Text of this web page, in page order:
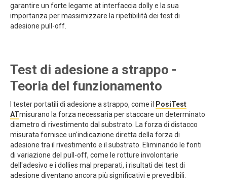
garantire un forte legame at interfaccia dolly e la sua
importanza per massimizzare la ripetibilità dei test di
adesione pull-off.
Test di adesione a strappo -
Teoria del funzionamento
I tester portatili di adesione a strappo, come il
PosiTest
ATmisurano la forza necessaria per staccare un determinato
diametro di rivestimento dal substrato. La forza di distacco
misurata fornisce un'indicazione diretta della forza di
adesione tra il rivestimento e il substrato. Eliminando le fonti
di variazione del pull-off, come le rotture involontarie
dell'adesivo e i dollies mal preparati, i risultati dei test di
adesione diventano ancora più significativi e prevedibili.